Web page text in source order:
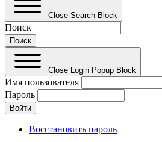
Close Search Block
Поиск
Close Login Popup Block
Имя пользователя
Пароль
Восстановить пароль